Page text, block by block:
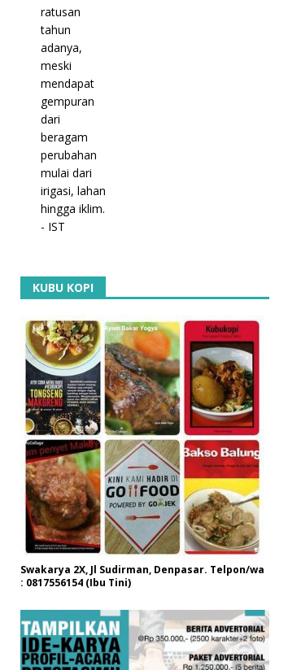
KUBU KOPI
Swakarya 2X, Jl Sudirman, Denpasar. Telpon/wa
: 0817556154 (Ibu Tini)